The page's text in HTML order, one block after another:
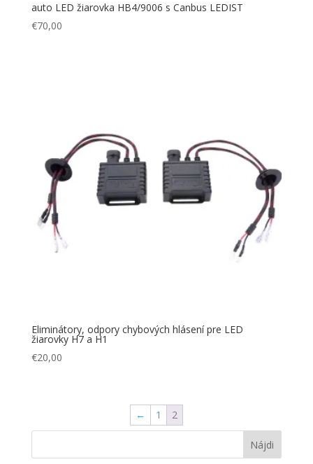
auto LED žiarovka HB4/9006 s Canbus LEDIST
€70,00
Eliminátory, odpory chybových hlásení pre LED
žiarovky H7 a H1
€20,00
← 1 2